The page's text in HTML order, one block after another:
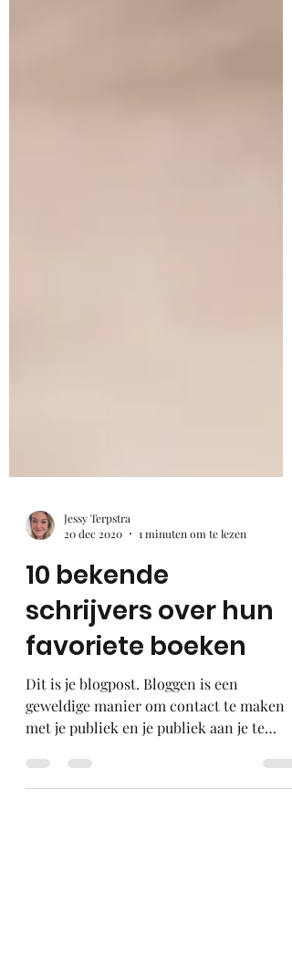
20 dec 2020
1 minuten om te lezen
10 bekende
schrijvers over hun
favoriete boeken
Dit is je blogpost. Bloggen is een
met je publiek en je publiek aan je te
binden. Het is ook een...